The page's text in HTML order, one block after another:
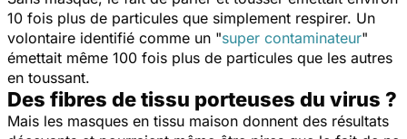
10 fois plus de particules que simplement respirer. Un
volontaire identifié comme un "super contaminateur"
émettait même 100 fois plus de particules que les autres
en toussant.
Des fibres de tissu porteuses du virus ?
Mais les masques en tissu maison donnent des résultats